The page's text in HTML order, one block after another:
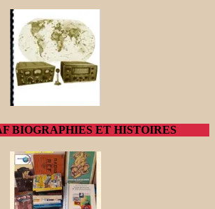
BIOGRAPHIES ET HISTOIRES